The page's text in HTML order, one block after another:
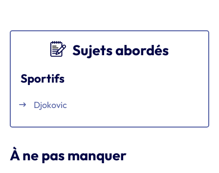
Sujets abordés
Sportifs
Djokovic
À ne pas manquer